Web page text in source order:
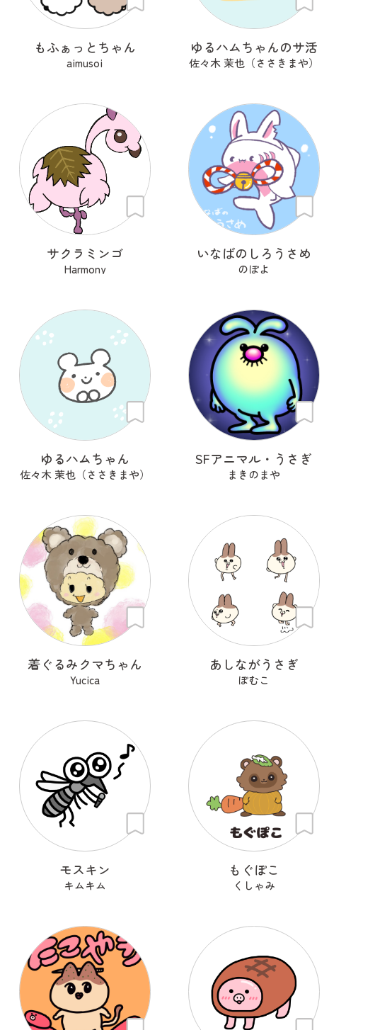
もふぁっとちゃん
aimusoi
ゆるハムちゃんのサ活
佐々木 茉也（ささきまや）
サクラミンゴ
Harmony
いなばのしろうさめ
のぽよ
ゆるハムちゃん
佐々木 茉也（ささきまや）
SFアニマル・うさぎ
まきのまや
着ぐるみクマちゃん
Yucica
あしながうさぎ
ぽむこ
モスキン
キムキム
もぐぽこ
くしゃみ